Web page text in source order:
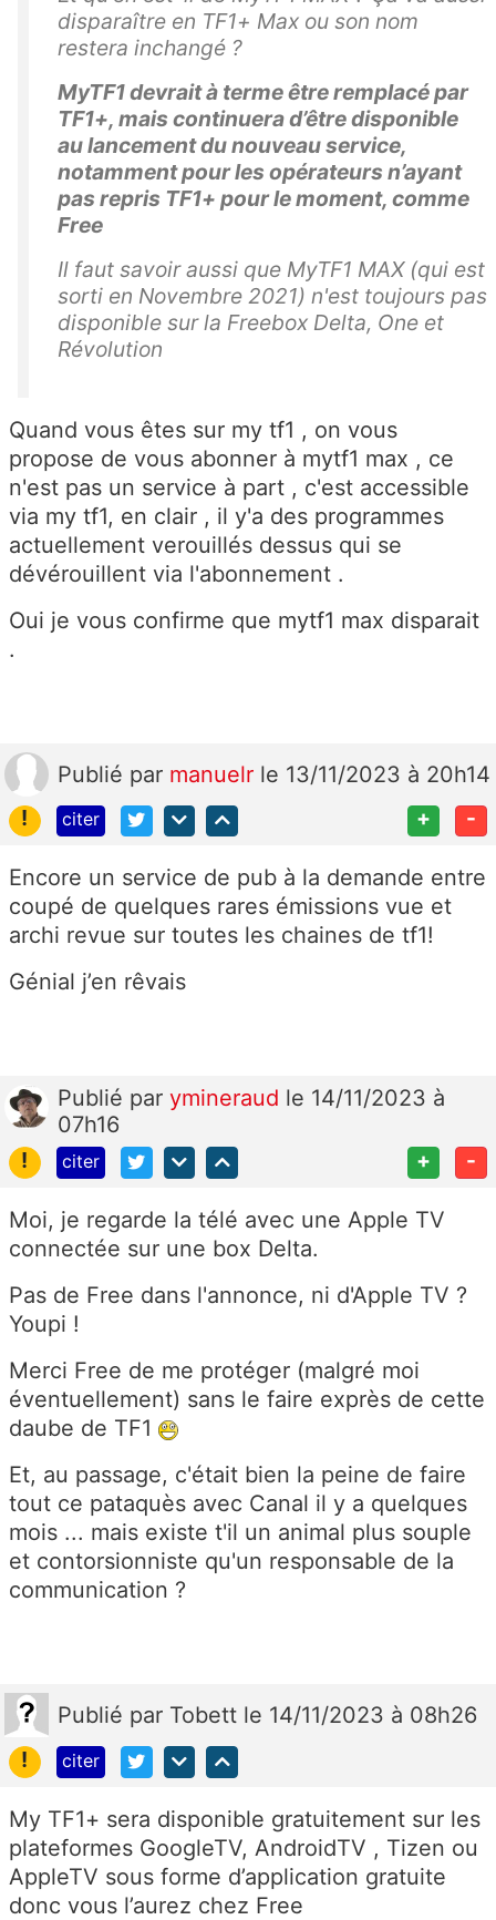
disparaître en TF1+ Max ou son nom
restera inchangé ?
MyTF1 devrait à terme être remplacé par
TF1+, mais continuera d’être disponible
au lancement du nouveau service,
notamment pour les opérateurs n’ayant
pas repris TF1+ pour le moment, comme
Free
Il faut savoir aussi que MyTF1 MAX (qui est
sorti en Novembre 2021) n'est toujours pas
disponible sur la Freebox Delta, One et
Révolution
Quand vous êtes sur my tf1 , on vous
propose de vous abonner à mytf1 max , ce
n'est pas un service à part , c'est accessible
via my tf1, en clair , il y'a des programmes
actuellement verouillés dessus qui se
dévérouillent via l'abonnement .
Oui je vous confirme que mytf1 max disparait
.
Publié par manuelr le 13/11/2023 à 20h14
!
citer + -
Encore un service de pub à la demande entre
coupé de quelques rares émissions vue et
archi revue sur toutes les chaines de tf1!
Génial j’en rêvais
Publié par ymineraud le 14/11/2023 à
07h16
!
citer + -
Moi, je regarde la télé avec une Apple TV
connectée sur une box Delta.
Pas de Free dans l'annonce, ni d'Apple TV ?
Youpi !
Merci Free de me protéger (malgré moi
éventuellement) sans le faire exprès de cette
daube de TF1
Et, au passage, c'était bien la peine de faire
tout ce pataquès avec Canal il y a quelques
mois ... mais existe t'il un animal plus souple
et contorsionniste qu'un responsable de la
communication ?
Publié par Tobett le 14/11/2023 à 08h26
!
citer
My TF1+ sera disponible gratuitement sur les
plateformes GoogleTV, AndroidTV , Tizen ou
AppleTV sous forme d’application gratuite
donc vous l’aurez chez Free